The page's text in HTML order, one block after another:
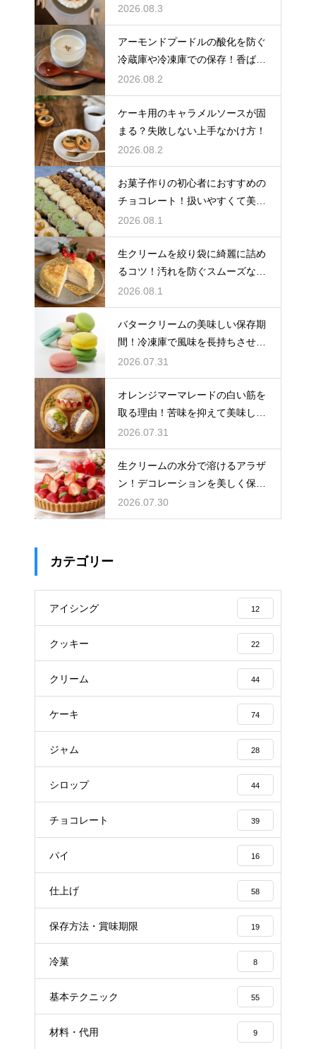
ザ
2026.08.3
アーモンドプードルの酸化を防ぐ
冷蔵庫や冷凍庫での保存！香ばし
い風味を保ってお菓子を美味しく
する
2026.08.2
ケーキ用のキャラメルソースが固
まる？失敗しない上手なかけ方！
2026.08.2
お菓子作りの初心者におすすめの
チョコレート！扱いやすくて美味
しい種類を紹介
2026.08.1
生クリームを絞り袋に綺麗に詰め
るコツ！汚れを防ぐスムーズな入
れ方
2026.08.1
バタークリームの美味しい保存期
間！冷凍庫で風味を長持ちさせる
コツ
2026.07.31
オレンジマーマレードの白い筋を
取る理由！苦味を抑えて美味しい
ジャムに仕上げる
2026.07.31
生クリームの水分で溶けるアラザ
ン！デコレーションを美しく保つ
ための飾るタイミングとコツ
2026.07.30
カテゴリー
アイシング 12
クッキー 22
クリーム 44
ケーキ 74
ジャム 28
シロップ 44
チョコレート 39
パイ 16
仕上げ 58
保存方法・賞味期限 19
冷菓 8
基本テクニック 55
材料・代用 9